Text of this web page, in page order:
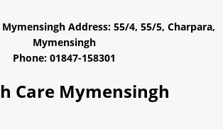
Address: 55/4, 55/5, Charpara,
Mymensingh
Phone: 01847-158301
Care Mymensingh